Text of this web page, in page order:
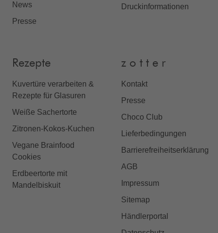
News
Presse
Druckinformationen
Rezepte
Kuvertüre verarbeiten &
Rezepte für Glasuren
Weiße Sachertorte
Zitronen-Kokos-Kuchen
Vegane Brainfood
Cookies
Erdbeertorte mit
Mandelbiskuit
z o t t e r
Kontakt
Presse
Choco Club
Lieferbedingungen
Barrierefreiheitserklärung
AGB
Impressum
Sitemap
Händlerportal